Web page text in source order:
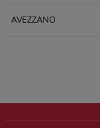
AVEZZANO